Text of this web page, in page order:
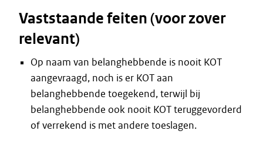
Vaststaande feiten (voor zover
relevant)
Op naam van belanghebbende is nooit KOT
aangevraagd, noch is er KOT aan
belanghebbende toegekend, terwijl bij
belanghebbende ook nooit KOT teruggevorderd
of verrekend is met andere toeslagen.